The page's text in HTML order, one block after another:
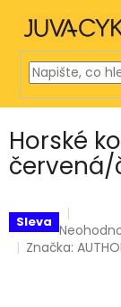
obsah
Horské
červená/
Sleva Průměrné
Značka: